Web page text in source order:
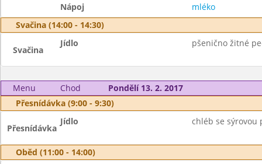
Nápoj
mléko
Svačina (14:00 - 14:30)
Svačina
Jídlo pšenično žitné
Menu Chod
Pondělí 13. 2. 2017
Přesnídávka (9:00 - 9:30)
Přesnídávka
Jídlo chléb se sýrovou
Oběd (11:00 - 14:00)